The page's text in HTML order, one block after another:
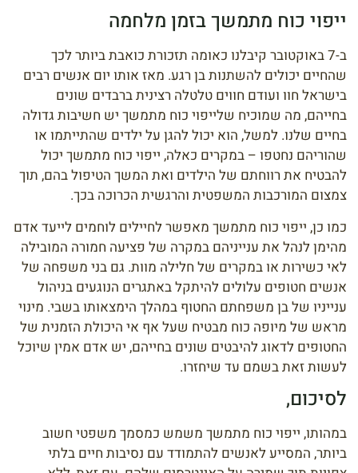
ייפוי כוח מתמשך בזמן מלחמה
ב-7 באוקטובר קיבלנו כאומה תזכורת כואבת ביותר לכך
שהחיים יכולים להשתנות בן רגע. מאז אותו יום אנשים רבים
בישראל חוו ועודם חווים טלטלה רצינית ברבדים שונים
בחייהם, מה שמוכיח שלייפוי כוח מתמשך יש חשיבות גדולה
בחיים שלנו. למשל, הוא יכול להגן על ילדים שהתייתמו או
שהוריהם נחטפו – במקרים כאלה, ייפוי כוח מתמשך יכול
להבטיח את רווחתם של הילדים ואת המשך הטיפול בהם, תוך
צמצום המורכבות המשפטית והרגשית הכרוכה בכך.
כמו כן, ייפוי כוח מתמשך מאפשר לחיילים לוחמים לייעד אדם
מהימן לנהל את ענייניהם במקרה של פציעה חמורה המובילה
לאי כשירות או במקרים של חלילה מוות. גם בני משפחה של
אנשים חטופים עלולים להיתקל באתגרים הנוגעים בניהול
ענייניו של בן משפחתם החטוף במהלך הימצאותו בשבי. מינוי
מראש של מיופה כוח מבטיח שעל אף אי היכולת הזמנית של
החטופים לדאוג להיבטים שונים בחייהם, יש אדם אמין שיוכל
לעשות זאת בשמם עד שיחזרו.
לסיכום,
במהותו, ייפוי כוח מתמשך משמש כמסמך משפטי חשוב
ביותר, המסייע לאנשים להתמודד עם נסיבות חיים בלתי